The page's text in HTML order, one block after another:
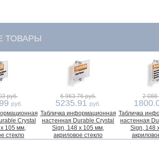
ТОВАРЫ
руб.
руб.
Crystal
105 мм,
стекло
6 963.76 руб.
5235.91 руб.
Табличка информационная
настенная Durable Crystal
Sign, 148 x 105 мм,
акриловое стекло
2 088
Табличка
настенная
Sign, 148